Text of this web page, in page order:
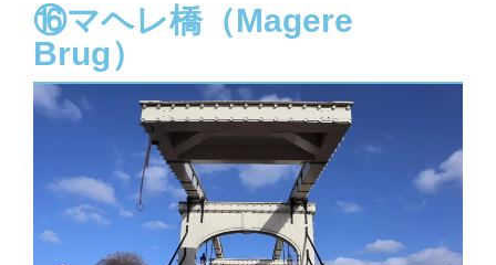
⑯マヘレ橋（Magere
Brug）